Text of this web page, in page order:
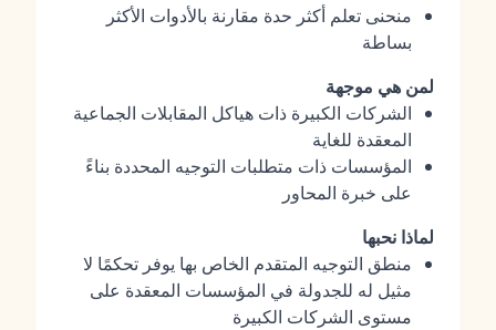
منحنى تعلم أكثر حدة مقارنة بالأدوات الأكثر
بساطة
لمن هي موجهة
الشركات الكبيرة ذات هياكل المقابلات الجماعية
المعقدة للغاية
المؤسسات ذات متطلبات التوجيه المحددة بناءً
على خبرة المحاور
لماذا نحبها
منطق التوجيه المتقدم الخاص بها يوفر تحكمًا لا
مثيل له للجدولة في المؤسسات المعقدة على
مستوى الشركات الكبيرة